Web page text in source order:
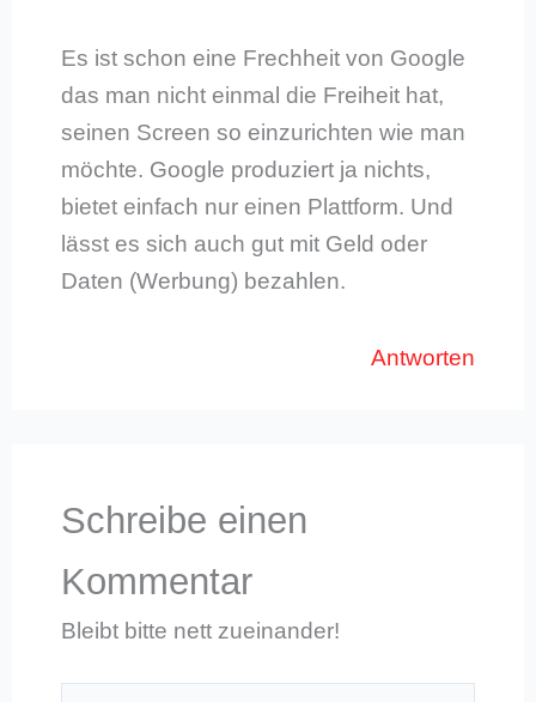
Es ist schon eine Frechheit von Google
das man nicht einmal die Freiheit hat,
seinen Screen so einzurichten wie man
möchte. Google produziert ja nichts,
bietet einfach nur einen Plattform. Und
lässt es sich auch gut mit Geld oder
Daten (Werbung) bezahlen.
Antworten
Schreibe einen
Kommentar
Bleibt bitte nett zueinander!